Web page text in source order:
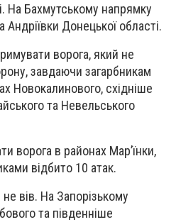
На Бахмутському напрямку
Андріївки Донецької області.
ворога, який не
завдаючи загарбникам
Новокалинового, східніше
та Невельського
ворога в районах Мар’їнки,
відбито 10 атак.
вів. На Запорізькому
та південніше